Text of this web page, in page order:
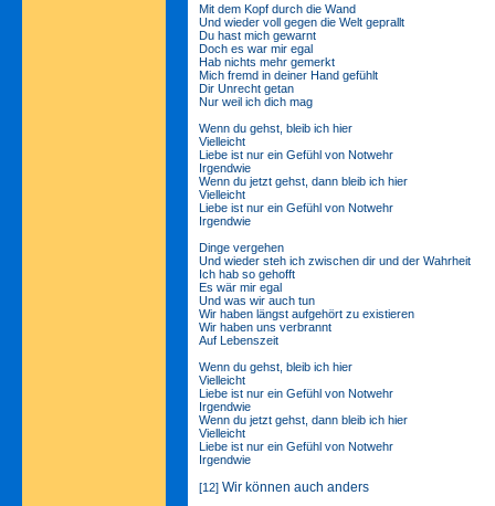
Mit dem Kopf durch die Wand
Und wieder voll gegen die Welt geprallt
Du hast mich gewarnt
Doch es war mir egal
Hab nichts mehr gemerkt
Mich fremd in deiner Hand gefühlt
Dir Unrecht getan
Nur weil ich dich mag
Wenn du gehst, bleib ich hier
Vielleicht
Liebe ist nur ein Gefühl von Notwehr
Irgendwie
Wenn du jetzt gehst, dann bleib ich hier
Vielleicht
Liebe ist nur ein Gefühl von Notwehr
Irgendwie
Dinge vergehen
Und wieder steh ich zwischen dir und der Wahrheit
Ich hab so gehofft
Es wär mir egal
Und was wir auch tun
Wir haben längst aufgehört zu existieren
Wir haben uns verbrannt
Auf Lebenszeit
Wenn du gehst, bleib ich hier
Vielleicht
Liebe ist nur ein Gefühl von Notwehr
Irgendwie
Wenn du jetzt gehst, dann bleib ich hier
Vielleicht
Liebe ist nur ein Gefühl von Notwehr
Irgendwie
[12] Wir können auch anders